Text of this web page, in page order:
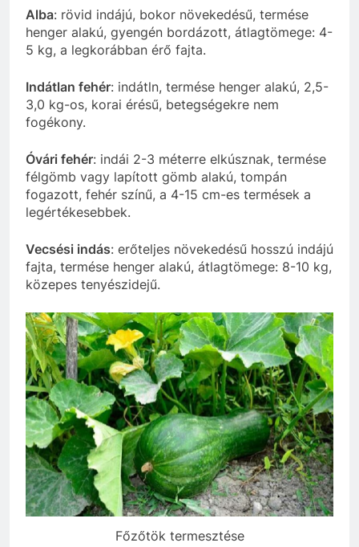
Alba: rövid indájú, bokor növekedésű, termése
henger alakú, gyengén bordázott, átlagtömege: 4-
5 kg, a legkorábban érő fajta.
Indátlan fehér: indátln, termése henger alakú, 2,5-
3,0 kg-os, korai érésű, betegségekre nem
fogékony.
Óvári fehér: indái 2-3 méterre elkúsznak, termése
félgömb vagy lapított gömb alakú, tompán
fogazott, fehér színű, a 4-15 cm-es termések a
legértékesebbek.
Vecsési indás: erőteljes növekedésű hosszú indájú
fajta, termése henger alakú, átlagtömege: 8-10 kg,
közepes tenyészidejű.
Főzőtök termesztése